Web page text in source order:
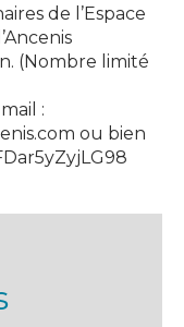
de l’Espace
(Nombre limité
:
ou bien